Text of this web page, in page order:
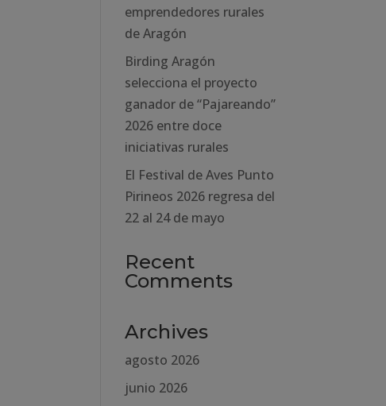
emprendedores rurales
de Aragón
Birding Aragón
selecciona el proyecto
ganador de “Pajareando”
2026 entre doce
iniciativas rurales
El Festival de Aves Punto
Pirineos 2026 regresa del
22 al 24 de mayo
Recent
Comments
Archives
agosto 2026
junio 2026